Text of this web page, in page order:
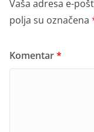
Vaša adresa e-
polja su označena
Komentar*